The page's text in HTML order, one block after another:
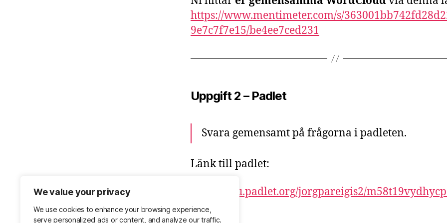
We value your privacy
We use cookies to enhance your browsing experience,
serve personalized ads or content, and analyze our traffic.
https://www.mentimeter.com/s/
9e7c7f7e15/be4ee7ced231
Uppgift 2 – Padlet
Svara gemensamt på frågorna i padleten.
Länk till padlet:
https://kau.padlet.org/jorgpareigis2/